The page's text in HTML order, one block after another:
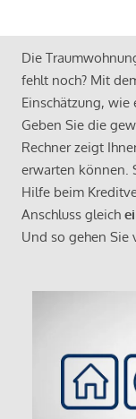
Die
fehlt noch? Mit
Einschätzung, wie
Geben Sie die
Rechner zeigt
erwarten können.
Hilfe beim
Anschluss gleich
Und so gehen Sie